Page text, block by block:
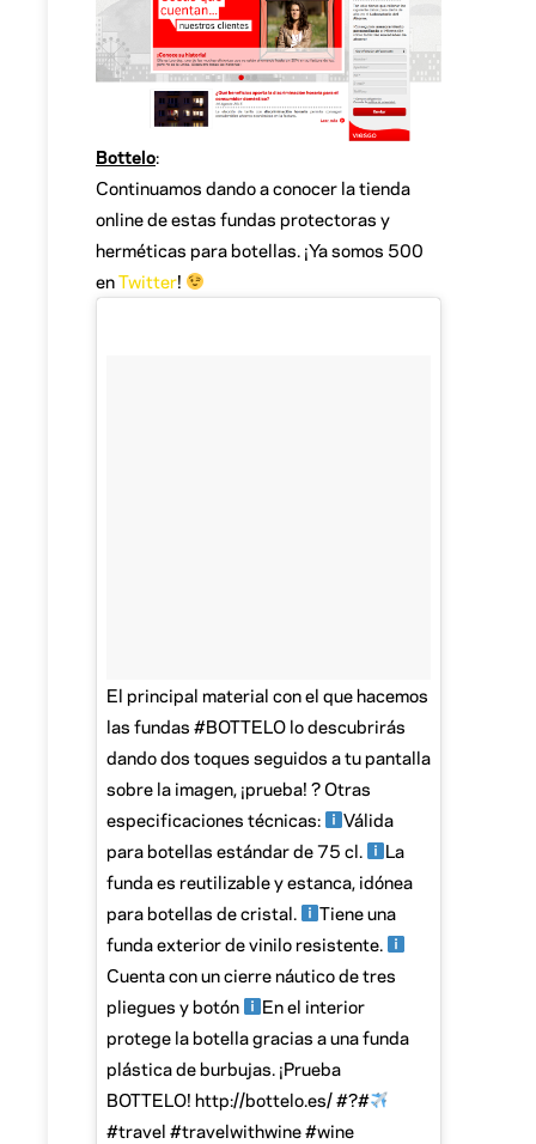
Bottelo:
Continuamos dando a conocer la tienda
online de estas fundas protectoras y
herméticas para botellas. ¡Ya somos 500
enTwitter!
El principal material con el que hacemos
las fundas #BOTTELO lo descubrirás
dando dos toques seguidos a tu pantalla
sobre la imagen, ¡prueba! ? Otras
especificaciones técnicas:
Válida
para botellas estándar de 75 cl.
La
funda es reutilizable y estanca, idónea
para botellas de cristal.
Tiene una
funda exterior de vinilo resistente.
Cuenta con un cierre náutico de tres
pliegues y botón
En el interior
protege la botella gracias a una funda
plástica de burbujas. ¡Prueba
BOTTELO! http://bottelo.es/ #?#
#travel #travelwithwine #wine